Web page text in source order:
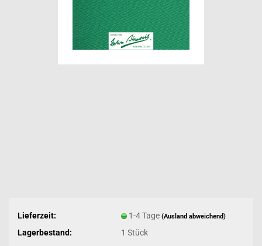
Lieferzeit: 1-4 Tage (Ausland abweichend)
Lagerbestand: 1 Stück